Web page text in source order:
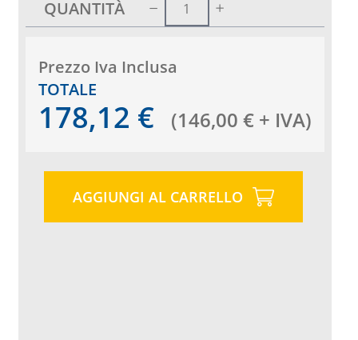
QUANTITÀ
Prezzo Iva Inclusa
TOTALE
178,12 € (146,00 € + IVA)
AGGIUNGI AL CARRELLO